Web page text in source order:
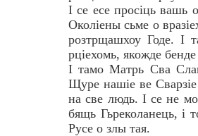
I се есе просiць вашь
Околiены сьме о
розтрщашхоу Годе. I
рцiехомь, якожде
I тамо Матрь Сва
Щуре нашiе ве
на све людь. I се не
бящь Гьреколанець, i
Русе о злы тая.